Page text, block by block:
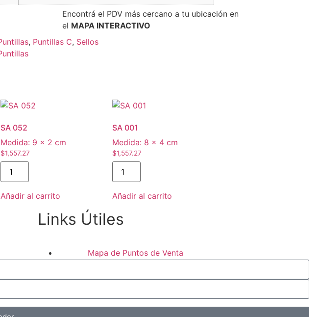
Encontrá el PDV más cercano a tu ubicación en
el MAPA INTERACTIVO
, Puntillas C, Sellos
SA 052
Medida: 9 × 2 cm
$1,557.27
Añadir al carrito
SA 001
Medida: 8 × 4 cm
$1,557.27
Añadir al carrito
Links Útiles
Mapa de Puntos de Venta
Conocé nuestros productos